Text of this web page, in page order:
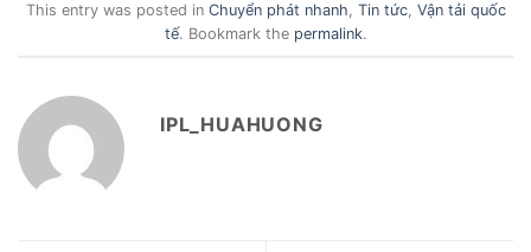
This entry was posted in Chuyển phát nhanh, Tin tức, Vận tải quốc
tế. Bookmark the permalink.
IPL_HUAHUONG